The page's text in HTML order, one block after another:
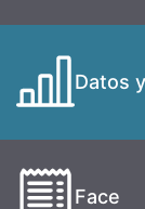
Datos
Face